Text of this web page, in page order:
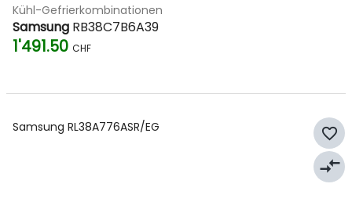
Kühl-Gefrierkombinationen
Samsung RB38C7B6A39
1'491.50 CHF
Samsung RL38A776ASR/EG favorite_border
compare_arrows